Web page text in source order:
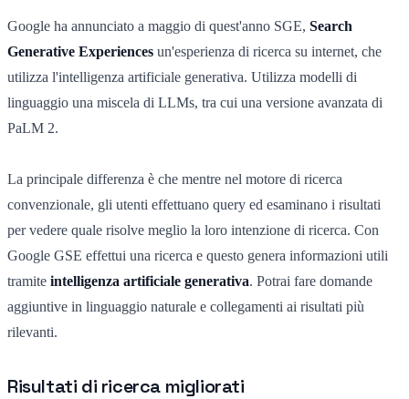
Google ha annunciato a maggio di quest'anno SGE, Search
Generative Experiences un'esperienza di ricerca su internet, che
utilizza l'intelligenza artificiale generativa. Utilizza modelli di
linguaggio una miscela di LLMs, tra cui una versione avanzata di
PaLM 2.
La principale differenza è che mentre nel motore di ricerca
convenzionale, gli utenti effettuano query ed esaminano i risultati
per vedere quale risolve meglio la loro intenzione di ricerca. Con
Google GSE effettui una ricerca e questo genera informazioni utili
tramite intelligenza artificiale generativa. Potrai fare domande
aggiuntive in linguaggio naturale e collegamenti ai risultati più
rilevanti.
Risultati di ricerca migliorati